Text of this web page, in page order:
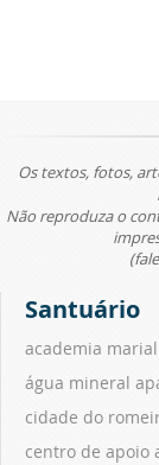
Os textos, fotos,
Não reproduza o
Santuário
academia marial
água mineral
cidade do
centro de apoio